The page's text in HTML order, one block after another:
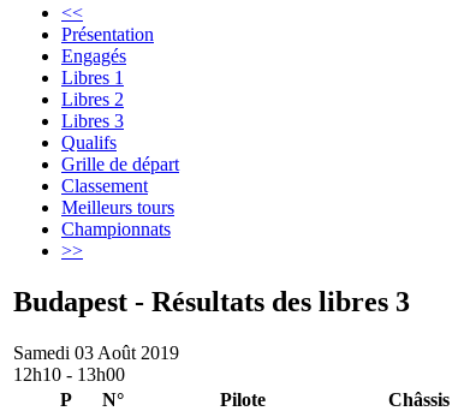
<<
Présentation
Engagés
Libres 1
Libres 2
Libres 3
Qualifs
Grille de départ
Classement
Meilleurs tours
Championnats
>>
Budapest - Résultats des libres 3
Samedi 03 Août 2019
12h10 - 13h00
P
N° Pilote Châssis